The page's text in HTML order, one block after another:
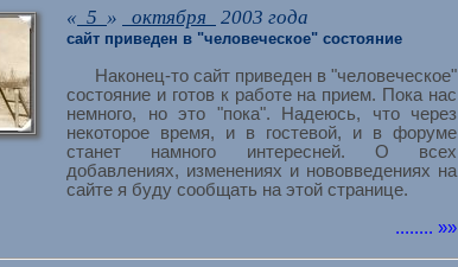
« 5 » октября 2003 года
сайт приведен в "человеческое" состояние
Наконец-то сайт приведен в "человеческое"
состояние и готов к работе на прием. Пока нас
немного, но это "пока". Надеюсь, что через
некоторое время, и в гостевой, и в форуме
станет намного интересней. О всех
добавлениях, изменениях и нововведениях на
сайте я буду сообщать на этой странице.
........ »»